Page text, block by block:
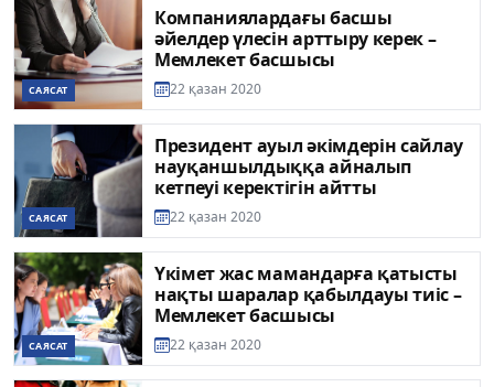
САЯСАТ
Компаниялардағы басшы
әйелдер үлесін арттыру керек –
Мемлекет басшысы
22 қазан 2020
САЯСАТ
Президент ауыл әкімдерін сайлау
науқаншылдыққа айналып
кетпеуі керектігін айтты
22 қазан 2020
САЯСАТ
Үкімет жас мамандарға қатысты
нақты шаралар қабылдауы тиіс –
Мемлекет басшысы
22 қазан 2020